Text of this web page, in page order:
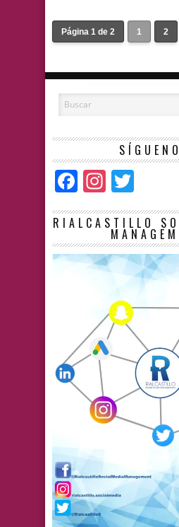
Página 1 de 2 1 2
Facebook
RIALCASTILLO